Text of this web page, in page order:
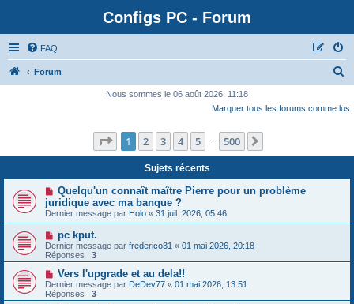
Configs PC - Forum
FAQ
Forum
Nous sommes le 06 août 2026, 11:18
Marquer tous les forums comme lus
Page 1sur500
1 2 3 4 5 500
Sujets récents
Quelqu'un connaît maître Pierre pour un problème
juridique avec ma banque ?
Dernier message par Holo « 31 juil. 2026, 05:46
pc kput.
Dernier message par frederico31 « 01 mai 2026, 20:18
Réponses : 3
Vers l'upgrade et au dela!!
Dernier message par DeDev77 « 01 mai 2026, 13:51
Réponses : 3